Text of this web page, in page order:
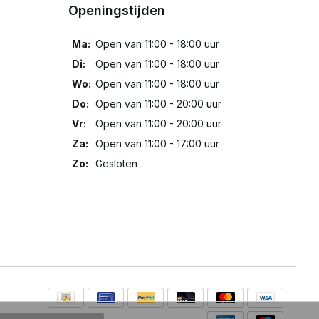
Openingstijden
Ma: Open van 11:00 - 18:00 uur
Di:
Open van 11:00 - 18:00 uur
Wo: Open van 11:00 - 18:00 uur
Do: Open van 11:00 - 20:00 uur
Vr:
Open van 11:00 - 20:00 uur
Za:
Open van 11:00 - 17:00 uur
Zo:
Gesloten